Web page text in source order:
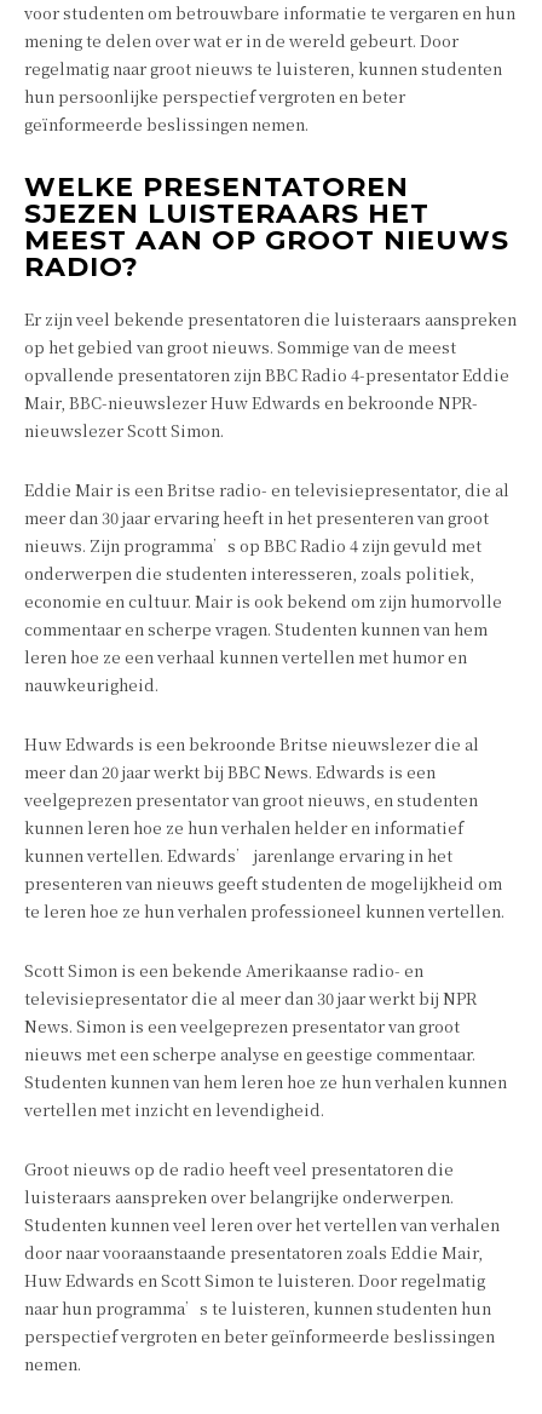
voor studenten om betrouwbare informatie te vergaren en hun
mening te delen over wat er in de wereld gebeurt. Door
regelmatig naar groot nieuws te luisteren, kunnen studenten
hun persoonlijke perspectief vergroten en beter
geïnformeerde beslissingen nemen.
WELKE PRESENTATOREN
SJEZEN LUISTERAARS HET
MEEST AAN OP GROOT NIEUWS
RADIO?
Er zijn veel bekende presentatoren die luisteraars aanspreken
op het gebied van groot nieuws. Sommige van de meest
opvallende presentatoren zijn BBC Radio 4-presentator Eddie
Mair, BBC-nieuwslezer Huw Edwards en bekroonde NPR-
nieuwslezer Scott Simon.
Eddie Mair is een Britse radio- en televisiepresentator, die al
meer dan 30 jaar ervaring heeft in het presenteren van groot
nieuws. Zijn programma’s op BBC Radio 4 zijn gevuld met
onderwerpen die studenten interesseren, zoals politiek,
economie en cultuur. Mair is ook bekend om zijn humorvolle
commentaar en scherpe vragen. Studenten kunnen van hem
leren hoe ze een verhaal kunnen vertellen met humor en
nauwkeurigheid.
Huw Edwards is een bekroonde Britse nieuwslezer die al
meer dan 20 jaar werkt bij BBC News. Edwards is een
veelgeprezen presentator van groot nieuws, en studenten
kunnen leren hoe ze hun verhalen helder en informatief
kunnen vertellen. Edwards’ jarenlange ervaring in het
presenteren van nieuws geeft studenten de mogelijkheid om
te leren hoe ze hun verhalen professioneel kunnen vertellen.
Scott Simon is een bekende Amerikaanse radio- en
televisiepresentator die al meer dan 30 jaar werkt bij NPR
News. Simon is een veelgeprezen presentator van groot
nieuws met een scherpe analyse en geestige commentaar.
Studenten kunnen van hem leren hoe ze hun verhalen kunnen
vertellen met inzicht en levendigheid.
Groot nieuws op de radio heeft veel presentatoren die
luisteraars aanspreken over belangrijke onderwerpen.
Studenten kunnen veel leren over het vertellen van verhalen
door naar vooraanstaande presentatoren zoals Eddie Mair,
Huw Edwards en Scott Simon te luisteren. Door regelmatig
naar hun programma’s te luisteren, kunnen studenten hun
perspectief vergroten en beter geïnformeerde beslissingen
nemen.